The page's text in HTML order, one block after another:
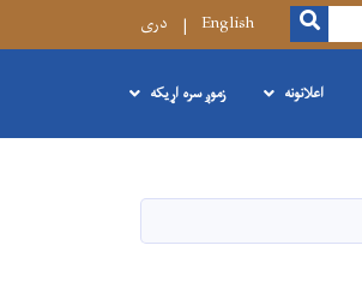
SEARCH
English دری
اعلانونه زموږ سره اړیکه